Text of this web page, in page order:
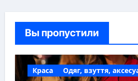
Вы пропустили
Краса Одяг, взуття,